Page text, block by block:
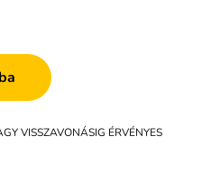
VISSZAVONÁSIG ÉRVÉNYES